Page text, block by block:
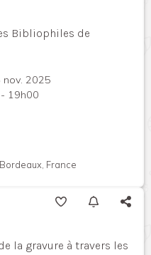
Bibliophiles de
nov. 2025
19h00
France
la gravure à travers les